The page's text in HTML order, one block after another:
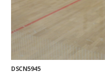
DSCN5945